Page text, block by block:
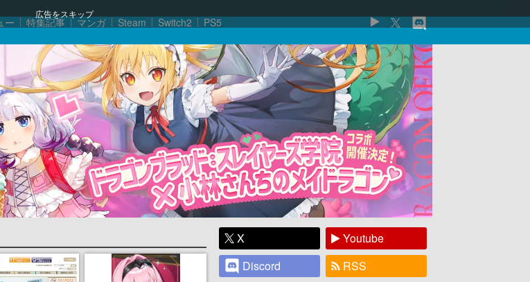
広告をスキップ
ー 特集記事 マンガ Steam Switch2 PS5
X
Youtube
Discord
RSS